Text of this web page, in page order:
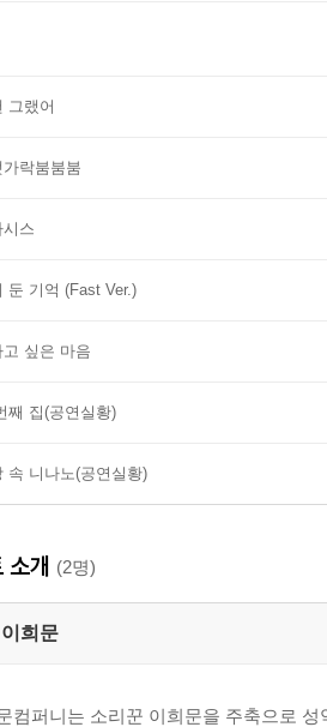
그랬어
가락붐붐붐
시스
둔 기억 (Fast Ver.)
고 싶은 마음
째 집(공연실황)
속 니나노(공연실황)
소개 (2명)
이희문
컴퍼니는 소리꾼 이희문을 주축으로